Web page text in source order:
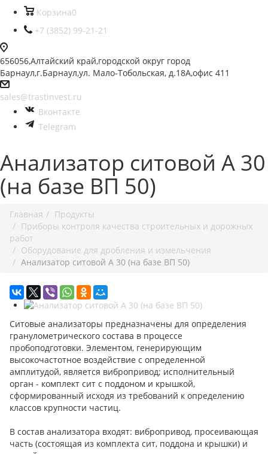
Корзина0
+7 (3852) 99-21-21
656056,Алтайский край,городской округ город
Барнаул,г.Барнаул,ул. Мало-Тобольская, д.18А,офис 411
sales@trastinvest.ru
Вконтакте
Telegram
Анализатор ситовой А 30
(на базе ВП 50)
Главная
Продукты
Приборы контроля качества строительных и дорожных
работ
Оборудование для дробления и измельчения
Анализатор ситовой А 30 (на базе ВП 50)
Ситовые анализаторы предназначены для определения
гранулометрического состава в процессе
пробоподготовки. Элементом, генерирующим
высокочастотное воздействие с определенной
амплитудой, является вибропривод; исполнительный
орган - комплект сит с поддоном и крышкой,
сформированный исходя из требований к определению
классов крупности частиц.
В состав анализатора входят: вибропривод, просеивающая
часть (состоящая из комплекта сит, поддона и крышки) и